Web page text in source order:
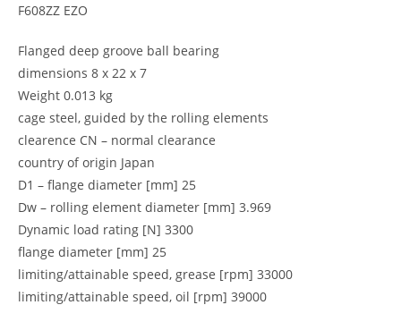
F608ZZ EZO
Flanged deep groove ball bearing
dimensions 8 x 22 x 7
Weight 0.013 kg
cage steel, guided by the rolling elements
clearence CN – normal clearance
country of origin Japan
D1 – flange diameter [mm] 25
Dw – rolling element diameter [mm] 3.969
Dynamic load rating [N] 3300
flange diameter [mm] 25
limiting/attainable speed, grease [rpm] 33000
limiting/attainable speed, oil [rpm] 39000